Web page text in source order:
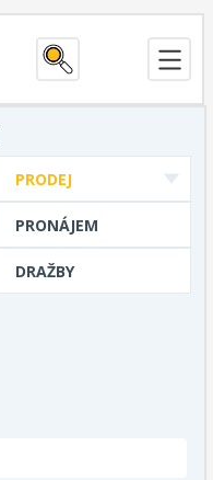
PRODEJ
PRONÁJEM
DRAŽBY